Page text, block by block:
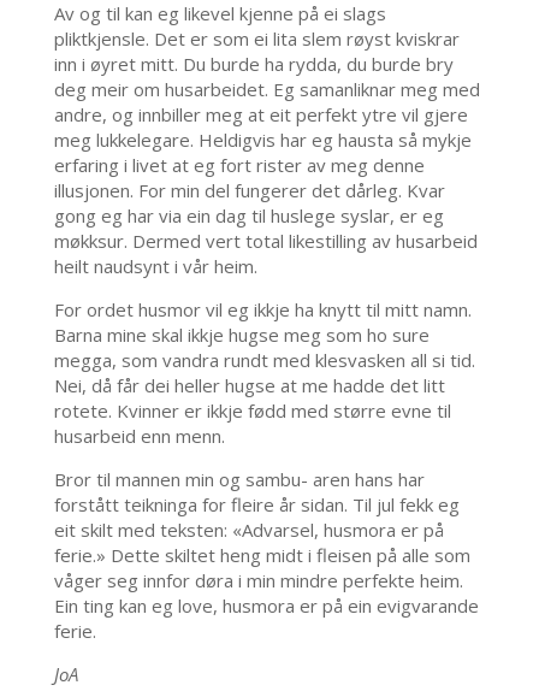
Av og til kan eg likevel kjenne på ei slags
pliktkjensle. Det er som ei lita slem røyst kviskrar
inn i øyret mitt. Du burde ha rydda, du burde bry
deg meir om husarbeidet. Eg samanliknar meg med
andre, og innbiller meg at eit perfekt ytre vil gjere
meg lukkelegare. Heldigvis har eg hausta så mykje
erfaring i livet at eg fort rister av meg denne
illusjonen. For min del fungerer det dårleg. Kvar
gong eg har via ein dag til huslege syslar, er eg
møkksur. Dermed vert total likestilling av husarbeid
heilt naudsynt i vår heim.
For ordet husmor vil eg ikkje ha knytt til mitt namn.
Barna mine skal ikkje hugse meg som ho sure
megga, som vandra rundt med klesvasken all si tid.
Nei, då får dei heller hugse at me hadde det litt
rotete. Kvinner er ikkje fødd med større evne til
husarbeid enn menn.
Bror til mannen min og sambu- aren hans har
forstått teikninga for fleire år sidan. Til jul fekk eg
eit skilt med teksten: «Advarsel, husmora er på
ferie.» Dette skiltet heng midt i fleisen på alle som
våger seg innfor døra i min mindre perfekte heim.
Ein ting kan eg love, husmora er på ein evigvarande
ferie.
JoA